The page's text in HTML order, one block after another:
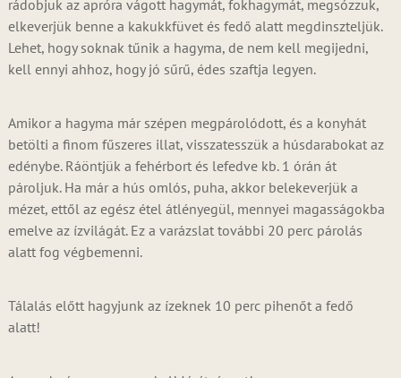
rádobjuk az apróra vágott hagymát, fokhagymát, megsózzuk,
elkeverjük benne a kakukkfüvet és fedő alatt megdinszteljük.
Lehet, hogy soknak tűnik a hagyma, de nem kell megijedni,
kell ennyi ahhoz, hogy jó sűrű, édes szaftja legyen.
Amikor a hagyma már szépen megpárolódott, és a konyhát
betölti a finom fűszeres illat, visszatesszük a húsdarabokat az
edénybe. Ráöntjük a fehérbort és lefedve kb. 1 órán át
pároljuk. Ha már a hús omlós, puha, akkor belekeverjük a
mézet, ettől az egész étel átlényegül, mennyei magasságokba
emelve az ízvilágát. Ez a varázslat további 20 perc párolás
alatt fog végbemenni.
Tálalás előtt hagyjunk az ízeknek 10 perc pihenőt a fedő
alatt!